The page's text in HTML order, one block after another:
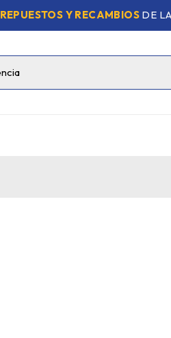
REPUESTOS Y RECAMBIOS DE